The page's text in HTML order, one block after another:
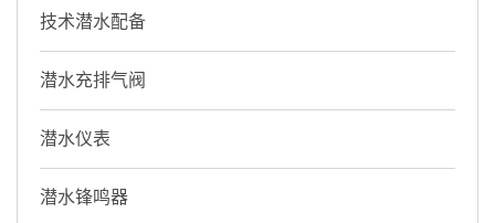
技术潜水配备
潜水充排气阀
潜水仪表
潜水锋鸣器